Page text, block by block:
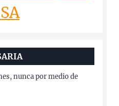
nunca por medio de